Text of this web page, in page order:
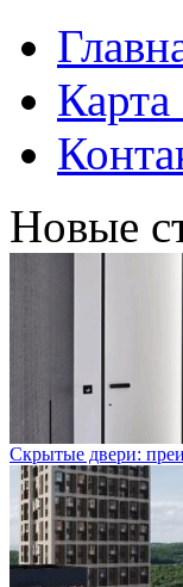
Карта
Новые
Скрытые двери: